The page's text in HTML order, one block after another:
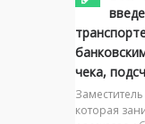
чека,
которая